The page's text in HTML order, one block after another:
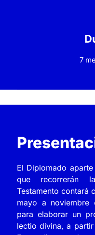
7
El Diplomado
que recorrerán
Testamento contará
mayo a noviembre
para elaborar un
lectio divina, a